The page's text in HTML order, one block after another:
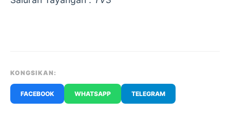
KONGSIKAN:
FACEBOOK WHATSAPP TELEGRAM